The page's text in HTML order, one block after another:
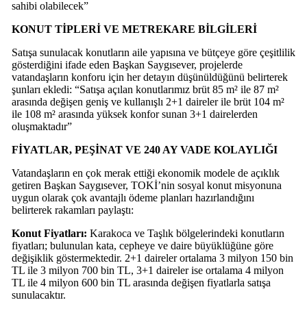
sahibi olabilecek”
KONUT TİPLERİ VE METREKARE BİLGİLERİ
Satışa sunulacak konutların aile yapısına ve bütçeye göre çeşitlilik
gösterdiğini ifade eden Başkan Saygısever, projelerde
vatandaşların konforu için her detayın düşünüldüğünü belirterek
şunları ekledi: “Satışa açılan konutlarımız brüt 85 m² ile 87 m²
arasında değişen geniş ve kullanışlı 2+1 daireler ile brüt 104 m²
ile 108 m² arasında yüksek konfor sunan 3+1 dairelerden
oluşmaktadır”
FİYATLAR, PEŞİNAT VE 240 AY VADE KOLAYLIĞI
Vatandaşların en çok merak ettiği ekonomik modele de açıklık
getiren Başkan Saygısever, TOKİ’nin sosyal konut misyonuna
uygun olarak çok avantajlı ödeme planları hazırlandığını
belirterek rakamları paylaştı:
Konut Fiyatları: Karakoca ve Taşlık bölgelerindeki konutların
fiyatları; bulunulan kata, cepheye ve daire büyüklüğüne göre
değişiklik göstermektedir. 2+1 daireler ortalama 3 milyon 150 bin
TL ile 3 milyon 700 bin TL, 3+1 daireler ise ortalama 4 milyon
TL ile 4 milyon 600 bin TL arasında değişen fiyatlarla satışa
sunulacaktır.